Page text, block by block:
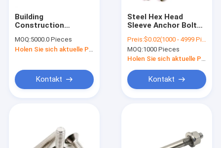
Building
Construction
DIN933 DIN931steel
Hex Bolt And Nut
MOQ:5000.0 Pieces
Kontakt
Steel Hex Head
Sleeve Anchor Bolt
Washer
Preis:$0.02(1000 - 4999 Pieces) $0.01(>=5000 Pieces)
MOQ:1000 Pieces
Kontakt